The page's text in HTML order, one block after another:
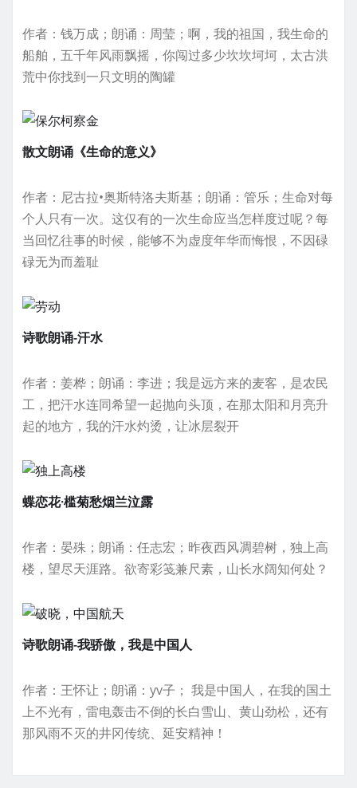
作者：钱万成；朗诵：周莹；啊，我的祖国，我生命的
船舶，五千年风雨飘摇，你闯过多少坎坎坷坷，太古洪
荒中你找到一只文明的陶罐
散文朗诵《生命的意义》
作者：尼古拉•奥斯特洛夫斯基；朗诵：管乐；生命对每
个人只有一次。这仅有的一次生命应当怎样度过呢？每
当回忆往事的时候，能够不为虚度年华而悔恨，不因碌
碌无为而羞耻
诗歌朗诵-汗水
作者：姜桦；朗诵：李进；我是远方来的麦客，是农民
工，把汗水连同希望一起抛向头顶，在那太阳和月亮升
起的地方，我的汗水灼烫，让冰层裂开
蝶恋花·槛菊愁烟兰泣露
作者：晏殊；朗诵：任志宏；昨夜西风凋碧树，独上高
楼，望尽天涯路。欲寄彩笺兼尺素，山长水阔知何处？
诗歌朗诵-我骄傲，我是中国人
作者：王怀让；朗诵：yv子； 我是中国人，在我的国土
上不光有，雷电轰击不倒的长白雪山、黄山劲松，还有
那风雨不灭的井冈传统、延安精神！